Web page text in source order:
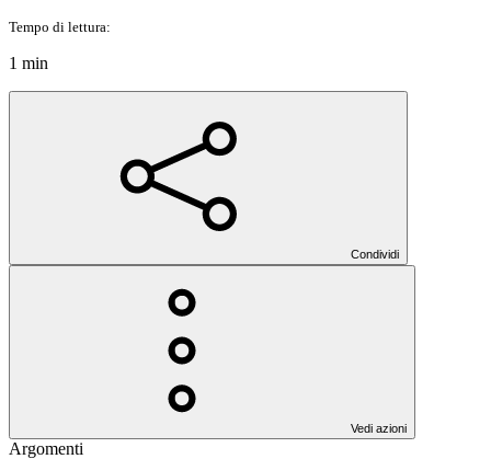
Tempo di lettura:
1 min
Condividi
Vedi azioni
Argomenti